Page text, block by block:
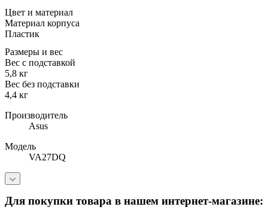
Цвет и материал
Материал корпуса
Пластик
Размеры и вес
Вес с подставкой
5,8 кг
Вес без подставки
4,4 кг
Производитель
Asus
Модель
VA27DQ
Для покупки товара в нашем интернет-магазине: